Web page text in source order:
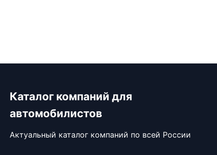
Каталог компаний для
автомобилистов
Актуальный каталог компаний по всей России